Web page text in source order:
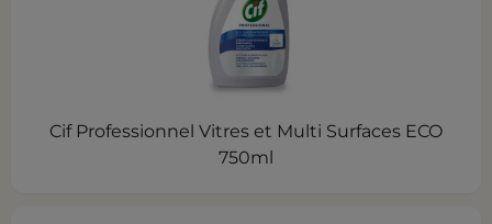
Cif Professionnel Vitres et Multi Surfaces ECO
750ml